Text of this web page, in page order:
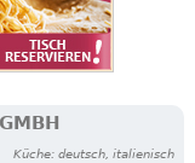
Küche: deutsch, italienisch